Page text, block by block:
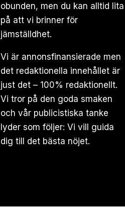
obunden, men du kan alltid lita
på att vi brinner för
jämställdhet.
Vi är annonsfinansierade men
det redaktionella innehållet är
just det – 100% redaktionellt.
Vi tror på den goda smaken
och vår publicistiska tanke
lyder som följer: Vi vill guida
dig till det bästa nöjet.